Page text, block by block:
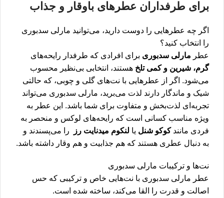
برای طرفداران عطرهای باوقار و جذاب
اگر چه عطرهایی را دوست دارید، می‌توانید مارلی سدبوری
را انتخاب کنید؟
عطر مارلی سدبوری برای افرادی که طرفدار رایحه‌های
گرم، شیرین و کمی تلخ هستند، انتخابی بی‌نظیر محسوب
می‌شود. اگر از عطرهایی با نت‌های گلی و چوبی، که حالتی
شیک و ماندگار دارند لذت می‌برید، مارلی سدبوری می‌تواند
تجربه‌ای لذت‌بخش و متفاوت برای شما باشد. این عطر به
ویژه مناسب کسانی است که رایحه‌های لوکس و منحصر به
فردی مانندکوکو شنل یا لنکوم میدنایت رز
را می‌پسندند و
به دنبال عطری هستند که هم جذابیت و هم وقار داشته باشد.
نت‌ها و ترکیبات مارلی سدبوری
عطر مارلی سدبوری با نت‌هایی خاص و ترکیبی که حس
اصالت و قدرت را القا می‌کند، ساخته شده است.